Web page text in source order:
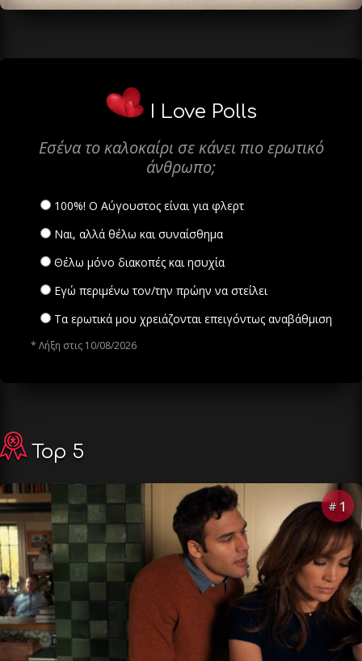
I Love Polls
Εσένα το καλοκαίρι σε κάνει πιο ερωτικό
άνθρωπο;
100%! Ο Αύγουστος είναι για φλερτ
Ναι, αλλά θέλω και συναίσθημα
Θέλω μόνο διακοπές και ησυχία
Εγώ περιμένω τον/την πρώην να στείλει
Τα ερωτικά μου χρειάζονται επειγόντως αναβάθμιση
* Λήξη στις 10/08/2026
Top 5
# 1